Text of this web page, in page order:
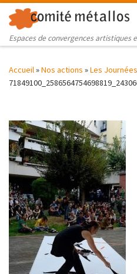
Skip to content
Espaces de convergences artistiques
Accueil»Nos actions »Les